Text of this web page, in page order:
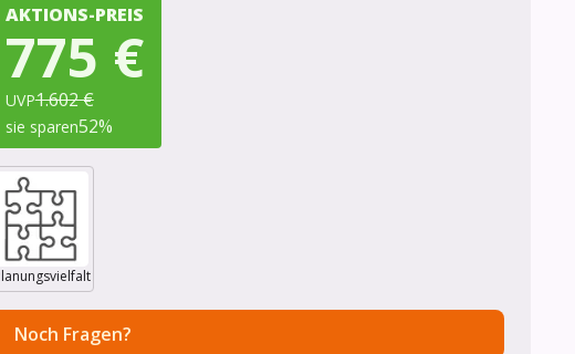
AKTIONS-PREIS
775 €
UVP1.602 €
sie sparen52%
Noch Fragen?